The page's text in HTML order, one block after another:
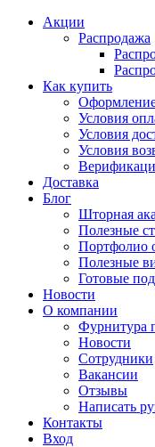
Акции
Распродажа
Как купить
Оформление
Условия
Условия
Условия
Доставка
Блог
Шторная
Полезные
Портфолио
Полезные
Готовые
Новости
О компании
Фурнитура
Новости
Сотрудники
Вакансии
Отзывы
Написать
Контакты
Вход